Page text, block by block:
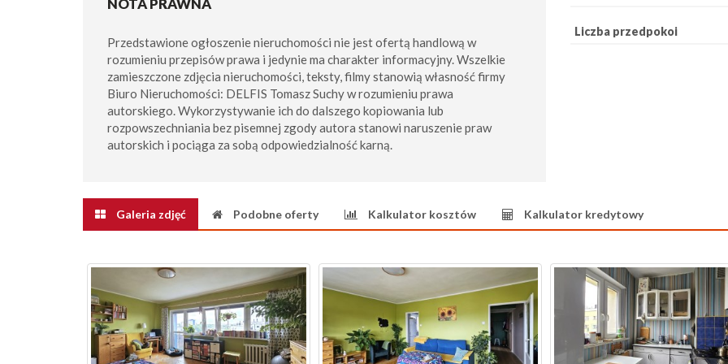
NOTA PRAWNA
Przedstawione ogłoszenie nieruchomości nie jest ofertą handlową w
rozumieniu przepisów prawa i jedynie ma charakter informacyjny. Wszelkie
zamieszczone zdjęcia nieruchomości, teksty, filmy stanowią własność firmy
Biuro Nieruchomości: DELFIS Tomasz Suchy w rozumieniu prawa
autorskiego. Wykorzystywanie ich do dalszego kopiowania lub
rozpowszechniania bez pisemnej zgody autora stanowi naruszenie praw
autorskich i pociąga za sobą odpowiedzialność karną.
Liczba przedpokoi
Galeria zdjęć Podobne oferty Kalkulator kosztów Kalkulator kredytowy